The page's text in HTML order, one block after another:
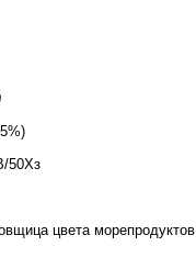
50Хз
цвета морепродуктов